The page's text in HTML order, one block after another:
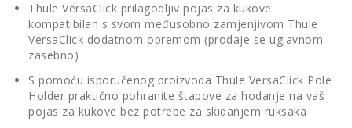
Thule VersaClick prilagodljiv pojas za kukove
kompatibilan s svom međusobno zamjenjivom Thule
VersaClick dodatnom opremom (prodaje se uglavnom
zasebno)
S pomoću isporučenog proizvoda Thule VersaClick Pole
Holder praktično pohranite štapove za hodanje na vaš
pojas za kukove bez potrebe za skidanjem ruksaka